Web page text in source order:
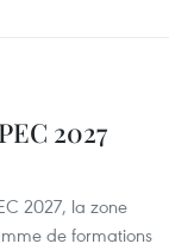
2027
2027, la zone
de formations